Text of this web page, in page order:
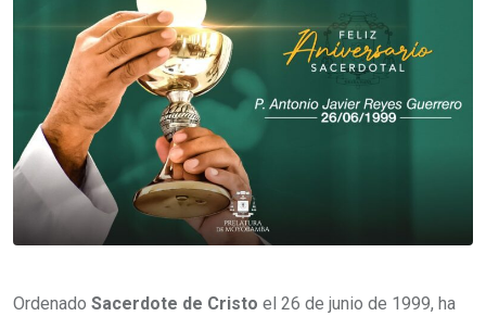
Ordenado Sacerdote de Cristo el 26 de junio de 1999, ha